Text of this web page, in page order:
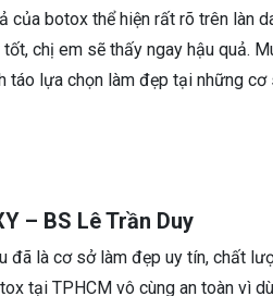
của botox thể hiện rất rõ trên làn
chị em sẽ thấy ngay hậu quả.
táo lựa chọn làm đẹp tại những
– BS Lê Trần Duy
đã là cơ sở làm đẹp uy tín, chất
tại TPHCM vô cùng an toàn vì